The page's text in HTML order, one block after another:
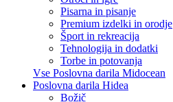
Pisarna in pisanje
Premium izdelki in orodje
Šport in rekreacija
Tehnologija in dodatki
Torbe in potovanja
Vse Poslovna darila Midocean
Poslovna darila Hidea
Božič